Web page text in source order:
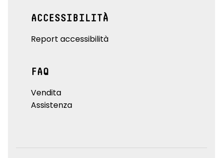
ACCESSIBILITÀ
Report accessibilità
FAQ
Vendita
Assistenza